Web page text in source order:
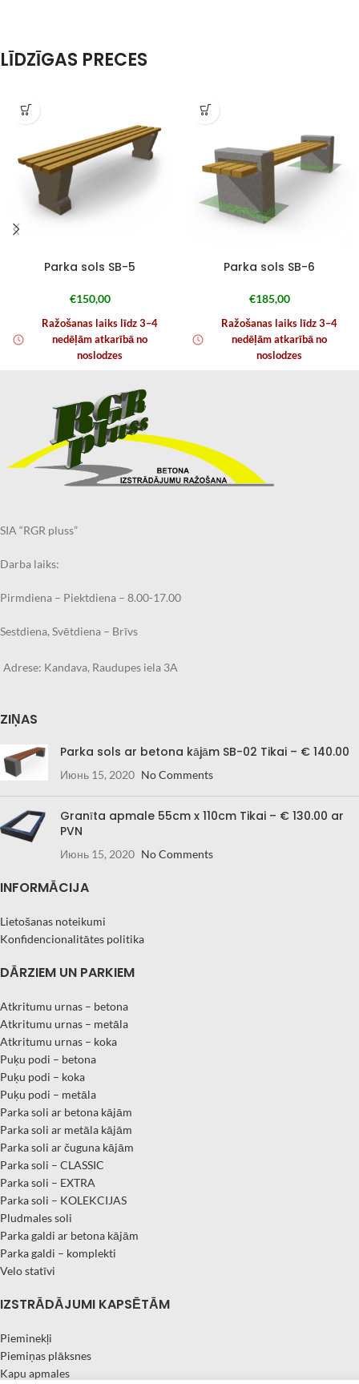
LĪDZĪGAS PRECES
Parka sols SB-5
€150,00
Ražošanas laiks līdz 3–4
nedēļām atkarībā no
noslodzes
Parka sols SB-6
€185,00
Ražošanas laiks līdz 3–4
nedēļām atkarībā no
noslodzes
SIA “RGR pluss”
Darba laiks:
Pirmdiena – Piektdiena – 8.00-17.00
Sestdiena, Svētdiena – Brīvs
Adrese: Kandava, Raudupes iela 3A
ZIŅAS
Parka sols ar betona kājām SB-02 Tikai – € 140.00
Июнь 15, 2020 No Comments
Granīta apmale 55cm x 110cm Tikai – € 130.00 ar
PVN
Июнь 15, 2020 No Comments
INFORMĀCIJA
Lietošanas noteikumi
Konfidencionalitātes politika
DĀRZIEM UN PARKIEM
Atkritumu urnas – betona
Atkritumu urnas – metāla
Atkritumu urnas – koka
Puķu podi – betona
Puķu podi – koka
Puķu podi – metāla
Parka soli ar betona kājām
Parka soli ar metāla kājām
Parka soli ar čuguna kājām
Parka soli – CLASSIC
Parka soli – EXTRA
Parka soli – KOLEKCIJAS
Pludmales soli
Parka galdi ar betona kājām
Parka galdi – komplekti
Velo statīvi
IZSTRĀDĀJUMI KAPSĒTĀM
Pieminekļi
Piemiņas plāksnes
Kapu apmales